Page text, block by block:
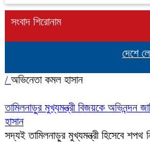
সংবাদ শিরোনাম
দেশে
/ অভিনেতা কমল হাসান
তামিলনাড়ুর মুখ্যমন্ত্রী বিজয়কে অভিনন্দন
হাসান
সদ্যই তামিলনাড়ুর মুখ্যমন্ত্রী হিসেবে শপথ